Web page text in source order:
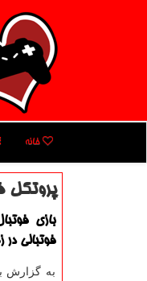
خانه
پروتكل
بازی
فوتبالی
به گزارش